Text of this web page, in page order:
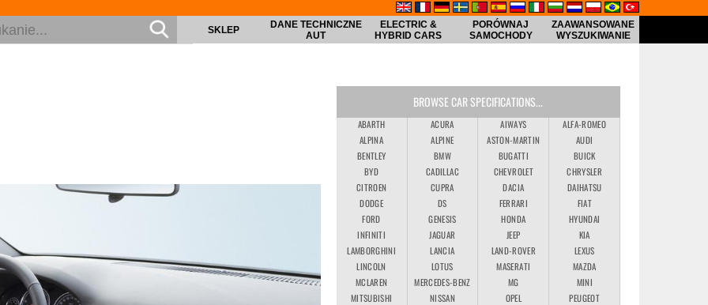
SKLEP
DANE TECHNICZNE
AUT
ELECTRIC &
HYBRID CARS
PORÓWNAJ
SAMOCHODY
ZAAWANSOWANE
WYSZUKIWANIE
BROWSE CAR SPECIFICATIONS...
ABARTH ACURA AIWAYS
ALFA-ROMEO
ALPINA
ALPINE ASTON-MARTIN
AUDI
BENTLEY
BMW BUGATTI
BUICK
BYD
CADILLAC CHEVROLET
CHRYSLER
CITROEN
CUPRA DACIA
DAIHATSU
DODGE
DS FERRARI
FIAT
FORD
GENESIS HONDA
HYUNDAI
INFINITI
JAGUAR JEEP
KIA
LAMBORGHINI
LANCIA LAND-ROVER
LEXUS
LINCOLN
LOTUS MASERATI
MAZDA
MCLAREN
MERCEDES-BENZ MG
MINI
MITSUBISHI
NISSAN OPEL
PEUGEOT